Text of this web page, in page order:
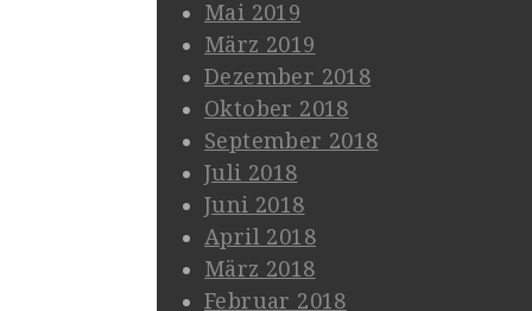
Mai 2019
März 2019
Dezember 2018
Oktober 2018
September 2018
Juli 2018
Juni 2018
April 2018
März 2018
Februar 2018